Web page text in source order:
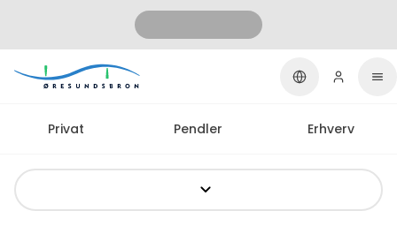
Privat Pendler Erhverv